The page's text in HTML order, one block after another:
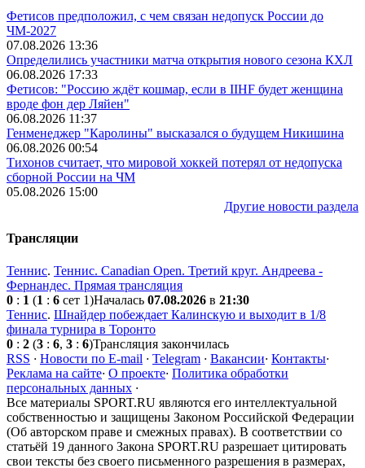
Фетисов предположил, с чем связан недопуск России до
ЧМ-2027
07.08.2026 13:36
Определились участники матча открытия нового сезона КХЛ
06.08.2026 17:33
Фетисов: "Россию ждёт кошмар, если в IIHF будет женщина
вроде фон дер Ляйен"
06.08.2026 11:37
Генменеджер "Каролины" высказался о будущем Никишина
06.08.2026 00:54
Тихонов считает, что мировой хоккей потерял от недопуска
сборной России на ЧМ
05.08.2026 15:00
Другие новости раздела
Трансляции
Теннис. Теннис. Canadian Open. Третий круг. Андреева -
Фернандес. Прямая трансляция
0 : 1 (1 : 6 сет 1)Началась 07.08.2026 в 21:30
Теннис. Шнайдер побеждает Калинскую и выходит в 1/8
финала турнира в Торонто
0 : 2 (3 : 6, 3 : 6)Трансляция закончилась
RSS · Новости по E-mail · Telegram · Вакансии· Контакты·
Реклама на сайте· О проекте· Политика обработки
персональных данных ·
Все материалы SPORT.RU являются его интеллектуальной
собственностью и защищены Законом Российской Федерации
(Об авторском праве и смежных правах). В соответствии со
статьёй 19 данного Закона SPORT.RU разрешает цитировать
свои тексты без своего письменного разрешения в размерах,